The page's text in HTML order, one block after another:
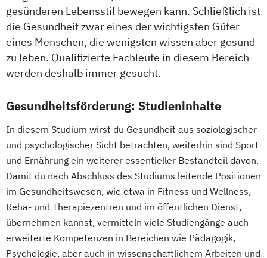
gesünderen Lebensstil bewegen kann. Schließlich ist
die Gesundheit zwar eines der wichtigsten Güter
eines Menschen, die wenigsten wissen aber gesund
zu leben. Qualifizierte Fachleute in diesem Bereich
werden deshalb immer gesucht.
Gesundheitsförderung: Studieninhalte
In diesem Studium wirst du Gesundheit aus soziologischer
und psychologischer Sicht betrachten, weiterhin sind Sport
und Ernährung ein weiterer essentieller Bestandteil davon.
Damit du nach Abschluss des Studiums leitende Positionen
im Gesundheitswesen, wie etwa in Fitness und Wellness,
Reha- und Therapiezentren und im öffentlichen Dienst,
übernehmen kannst, vermitteln viele Studiengänge auch
erweiterte Kompetenzen in Bereichen wie Pädagogik,
Psychologie, aber auch in wissenschaftlichem Arbeiten und